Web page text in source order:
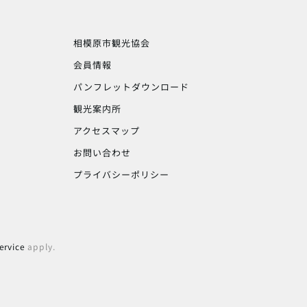
相模原市観光協会
会員情報
パンフレットダウンロード
観光案内所
アクセスマップ
お問い合わせ
プライバシーポリシー
apply.